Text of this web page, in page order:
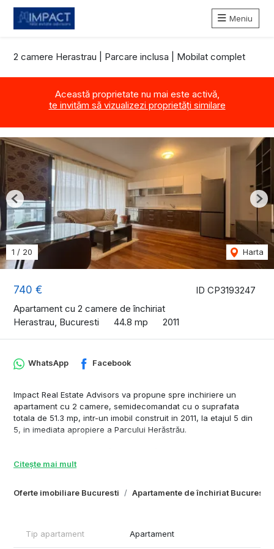
Meniu
2 camere Herastrau | Parcare inclusa | Mobilat complet
Această proprietate nu mai este activă,
te invităm să vizualizezi proprietăți similare
ID CP3193247
740 €
Apartament cu 2 camere de închiriat
Herastrau, Bucuresti
44.8 mp 2011
1 / 20 Harta
Previous
Oferte imobiliare Bucuresti Apartamente de închiriat Bucuresti
WhatsApp Facebook
Impact Real Estate Advisors va propune spre inchiriere un
apartament cu 2 camere, semidecomandat cu o suprafata
totala de 51.3 mp, intr-un imobil construit in 2011, la etajul 5 din
5, in imediata apropiere a Parcului Herăstrău.
restaurante, cafenele și centre de afaceri, cu acces facil.
adauga suprafata logiei 6.5 mp. Compartimentarea este
Dotari si avantaje:
Citește mai mult
Tip apartament Apartament